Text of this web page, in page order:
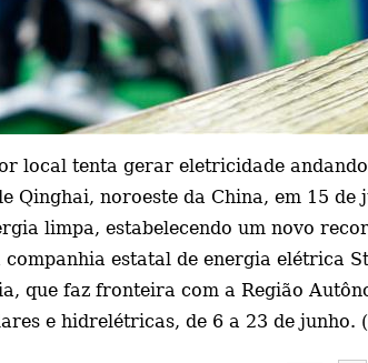
local tenta gerar eletricidade
Qinghai, noroeste da China, em 15 de
limpa, estabelecendo um novo
estatal de energia elétrica
que faz fronteira com a Região
e hidrelétricas, de 6 a 23 de junho.